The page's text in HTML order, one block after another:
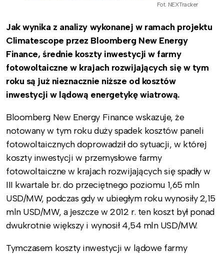
Fot. NEXTracker
Jak wynika z analizy wykonanej w ramach projektu
Climatescope przez Bloomberg New Energy
Finance, średnie koszty inwestycji w farmy
fotowoltaiczne w krajach rozwijających się w tym
roku są już nieznacznie niższe od kosztów
inwestycji w lądową energetykę wiatrową.
Bloomberg New Energy Finance wskazuje, że
notowany w tym roku duży spadek kosztów paneli
fotowoltaicznych doprowadził do sytuacji, w której
koszty inwestycji w przemysłowe farmy
fotowoltaiczne w krajach rozwijających się spadły w
III kwartale br. do przeciętnego poziomu 1,65 mln
USD/MW, podczas gdy w ubiegłym roku wynosiły 2,15
mln USD/MW, a jeszcze w 2012 r. ten koszt był ponad
dwukrotnie większy i wynosił 4,54 mln USD/MW.
Tymczasem koszty inwestycji w lądowe farmy